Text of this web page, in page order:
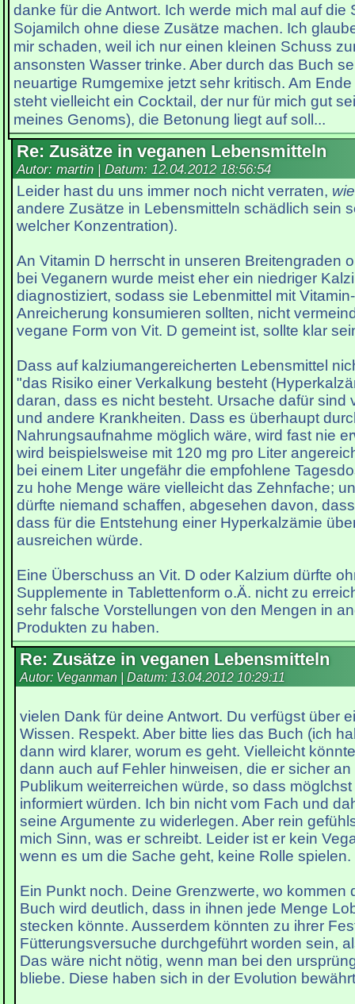
danke für die Antwort. Ich werde mich mal auf die
Sojamilch ohne diese Zusätze machen. Ich
mir schaden, weil ich nur einen kleinen Schuss
ansonsten Wasser trinke. Aber durch das Buch
neuartige Rumgemixe jetzt sehr kritisch. Am
steht vielleicht ein Cocktail, der nur für mich gut
meines Genoms), die Betonung liegt auf soll...
Re: Zusätze in veganen Lebensmitteln
Autor: martin | Datum: 12.04.2012 18:56:54
Leider hast du uns immer noch nicht verraten,
andere Zusätze in Lebensmitteln schädlich sein
welcher Konzentration).
An Vitamin D herrscht in unseren Breitengraden
bei Veganern wurde meist eher ein niedriger
diagnostiziert, sodass sie Lebenmittel mit
Anreicherung konsumieren sollten, nicht
vegane Form von Vit. D gemeint ist, sollte klar
Dass auf kalziumangereicherten Lebensmittel
"das Risiko einer Verkalkung besteht
daran, dass es nicht besteht. Ursache dafür sind
und andere Krankheiten. Dass es überhaupt
Nahrungsaufnahme möglich wäre, wird fast nie
wird beispielsweise mit 120 mg pro Liter
bei einem Liter ungefähr die empfohlene
zu hohe Menge wäre vielleicht das Zehnfache;
dürfte niemand schaffen, abgesehen davon,
dass für die Entstehung einer Hyperkalzämie
ausreichen würde.
Eine Überschuss an Vit. D oder Kalzium dürfte
Supplemente in Tablettenform o.Ä. nicht zu
sehr falsche Vorstellungen von den Mengen in
Produkten zu haben.
Re: Zusätze in veganen Lebensmitteln
Autor: Veganman | Datum: 13.04.2012 10:29:11
vielen Dank für deine Antwort. Du verfügst über
Wissen. Respekt. Aber bitte lies das Buch (ich
dann wird klarer, worum es geht. Vielleicht
dann auch auf Fehler hinweisen, die er sicher
Publikum weiterreichen würde, so dass
informiert würden. Ich bin nicht vom Fach und
seine Argumente zu widerlegen. Aber rein
mich Sinn, was er schreibt. Leider ist er kein
wenn es um die Sache geht, keine Rolle spielen.
Ein Punkt noch. Deine Grenzwerte, wo kommen
Buch wird deutlich, dass in ihnen jede Menge
stecken könnte. Ausserdem könnten zu ihrer
Fütterungsversuche durchgeführt worden sein,
Das wäre nicht nötig, wenn man bei den
bliebe. Diese haben sich in der Evolution